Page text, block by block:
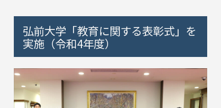
弘前大学「教育に関する表彰式」を
実施（令和4年度）